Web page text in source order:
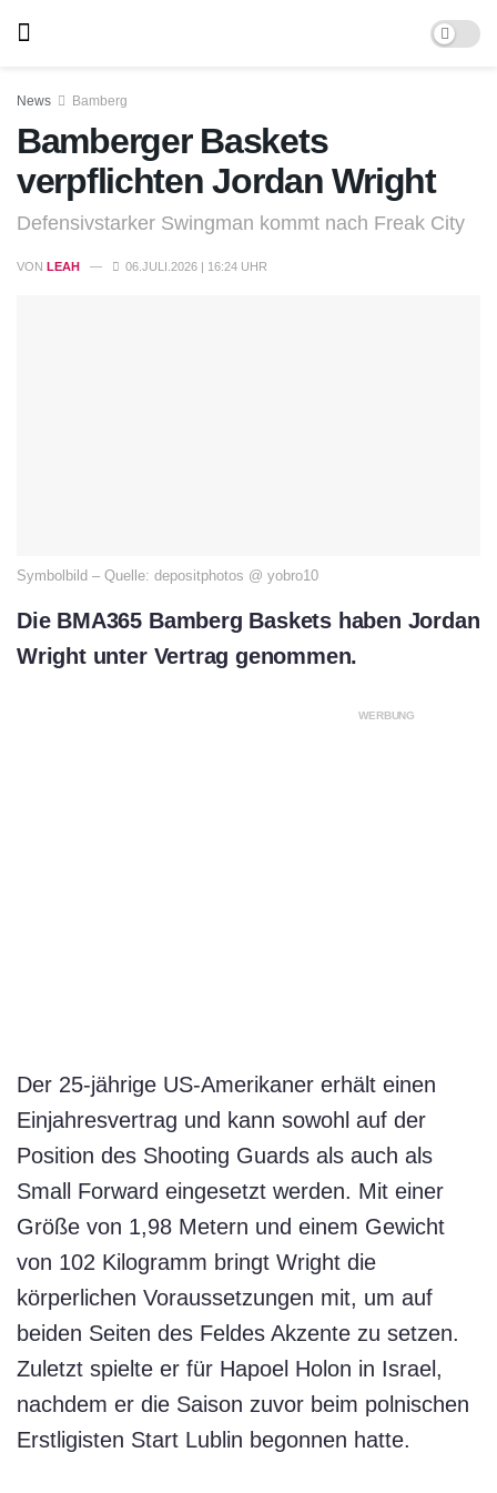
News Bamberg
Bamberger Baskets
verpflichten Jordan Wright
Defensivstarker Swingman kommt nach Freak City
VON LEAH 06.JULI.2026 | 16:24 UHR
Symbolbild – Quelle: depositphotos @ yobro10
Die BMA365 Bamberg Baskets haben Jordan
Wright unter Vertrag genommen.
WERBUNG
Der 25-jährige US-Amerikaner erhält einen
Einjahresvertrag und kann sowohl auf der
Position des Shooting Guards als auch als
Small Forward eingesetzt werden. Mit einer
Größe von 1,98 Metern und einem Gewicht
von 102 Kilogramm bringt Wright die
körperlichen Voraussetzungen mit, um auf
beiden Seiten des Feldes Akzente zu setzen.
Zuletzt spielte er für Hapoel Holon in Israel,
nachdem er die Saison zuvor beim polnischen
Erstligisten Start Lublin begonnen hatte.